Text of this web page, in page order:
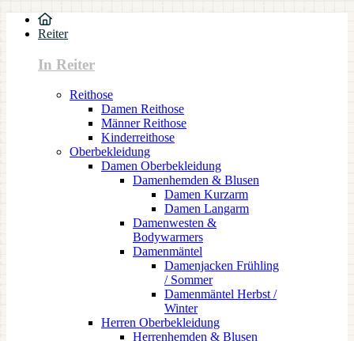
Reiter
In Reiter
Reithose
Damen Reithose
Männer Reithose
Kinderreithose
Oberbekleidung
Damen Oberbekleidung
Damenhemden & Blusen
Damen Kurzarm
Damen Langarm
Damenwesten &
Bodywarmers
Damenmäntel
Damenjacken Frühling
/ Sommer
Damenmäntel Herbst /
Winter
Herren Oberbekleidung
Herrenhemden & Blusen